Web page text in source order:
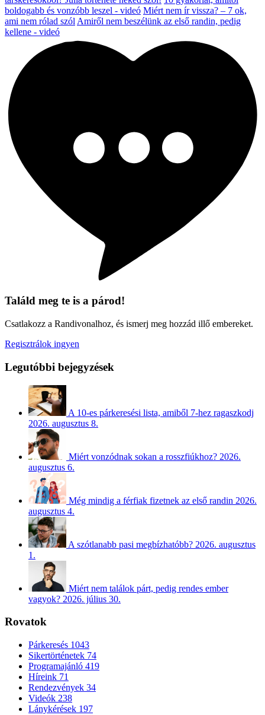
boldogabb és vonzóbb leszel - videó Miért nem ír vissza? – 7 ok,
ami nem rólad szól Amiről nem beszélünk az első randin, pedig
kellene - videó
Találd meg te is a párod!
Csatlakozz a Randivonalhoz, és ismerj meg hozzád illő embereket.
Regisztrálok ingyen
Legutóbbi bejegyzések
A 10-es párkeresési lista, amiből 7-hez ragaszkodj
2026. augusztus 8.
Miért vonzódnak sokan a rosszfiúkhoz? 2026.
augusztus 6.
Még mindig a férfiak fizetnek az első randin 2026.
augusztus 4.
A szótlanabb pasi megbízhatóbb? 2026. augusztus
1.
Miért nem találok párt, pedig rendes ember
vagyok? 2026. július 30.
Rovatok
Párkeresés 1043
Sikertörténetek 74
Programajánló 419
Híreink 71
Rendezvények 34
Videók 238
Lánykérések 197